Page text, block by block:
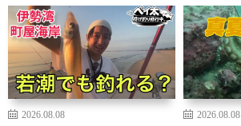
2026.08.08 2026.08.08